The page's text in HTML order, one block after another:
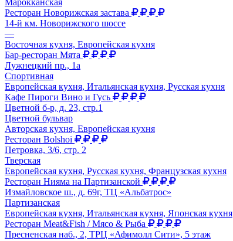
Марокканская
Ресторан Новорижская застава
14-й км. Новорижского шоссе
—
Восточная кухня, Европейская кухня
Бар-ресторан Мята
Лужнецкий пр., 1а
Спортивная
Европейская кухня, Итальянская кухня, Русская кухня
Кафе Пироги Вино и Гусь
Цветной б-р, д. 23, стр.1
Цветной бульвар
Авторская кухня, Европейская кухня
Ресторан Bolshoi
Петровка, 3/6, стр. 2
Тверская
Европейская кухня, Русская кухня, Французская кухня
Ресторан Нияма на Партизанской
Измайловское ш., д. 69г, ТЦ «Альбатрос»
Партизанская
Европейская кухня, Итальянская кухня, Японская кухня
Ресторан Meat&Fish / Мясо & Рыба
Пресненская наб., 2, ТРЦ «Афимолл Сити», 5 этаж